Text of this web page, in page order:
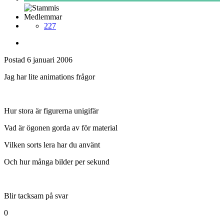
Medlemmar
227
Postad 6 januari 2006
Jag har lite animations frågor
Hur stora är figurerna unigifär
Vad är ögonen gorda av för material
Vilken sorts lera har du använt
Och hur många bilder per sekund
Blir tacksam på svar
0